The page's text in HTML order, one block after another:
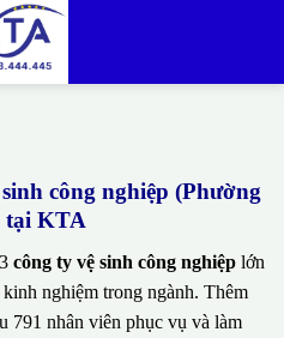
công nghiệp (Phường
tại KTA
công ty vệ sinh công nghiệp lớn
nghiệm trong ngành. Thêm
791 nhân viên phục vụ và làm